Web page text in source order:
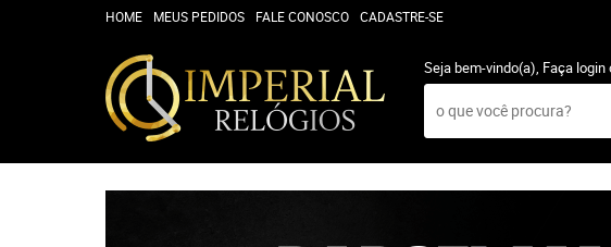
HOME MEUS PEDIDOS FALE CONOSCO CADASTRE-SE
Seja bem-vindo(a), Faça login